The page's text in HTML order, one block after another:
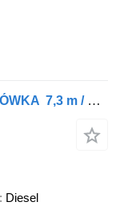
Scania R 420 / 4X2 / CHŁODNIA / SOLÓWKA 7,3 m / THERMO KING / WINDA /
Diesel